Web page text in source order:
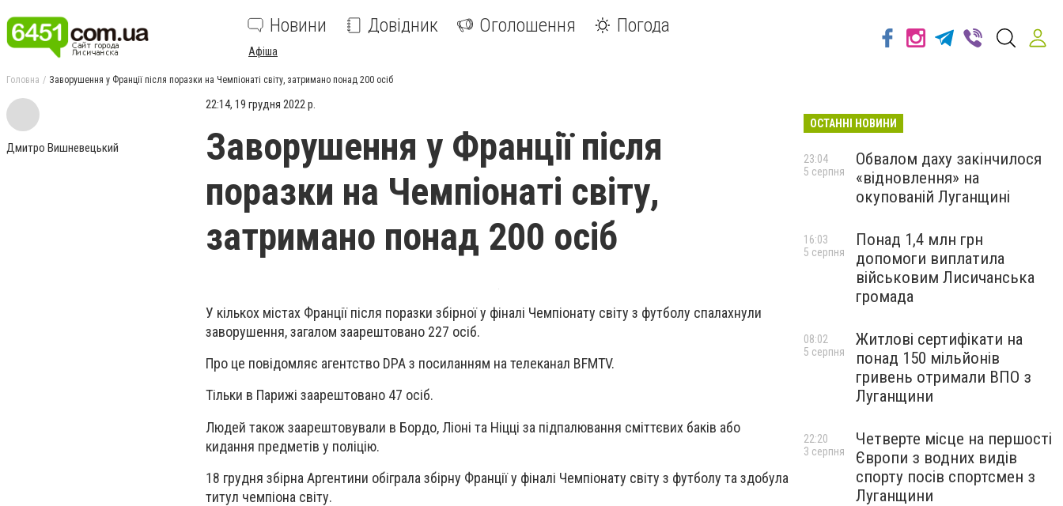
Новини Довідник Оголошення Погода
Афіша
Головна Заворушення у Франції після поразки на Чемпіонаті світу, затримано понад 200 осіб
Дмитро Вишневецький
22:14, 19 грудня 2022 р.
Заворушення у Франції після
поразки на Чемпіонаті світу,
затримано понад 200 осіб
У кількох містах Франції після поразки збірної у фіналі Чемпіонату світу з футболу спалахнули
заворушення, загалом заарештовано 227 осіб.
Про це повідомляє агентство DPA з посиланням на телеканал BFMTV.
Тільки в Парижі заарештовано 47 осіб.
Людей також заарештовували в Бордо, Ліоні та Ніцці за підпалювання сміттєвих баків або
кидання предметів у поліцію.
18 грудня збірна Аргентини обіграла збірну Франції у фіналі Чемпіонату світу з футболу та здобула
титул чемпіона світу.
ОСТАННІ НОВИНИ
Обвалом даху закінчилося
«відновлення» на
окупованій Луганщині
23:04
5 серпня
Понад 1,4 млн грн
допомоги виплатила
військовим Лисичанська
громада
16:03
5 серпня
Житлові сертифікати на
понад 150 мільйонів
гривень отримали ВПО з
Луганщини
08:02
5 серпня
Четверте місце на першості
Європи з водних видів
спорту посів спортсмен з
Луганщини
22:20
3 серпня